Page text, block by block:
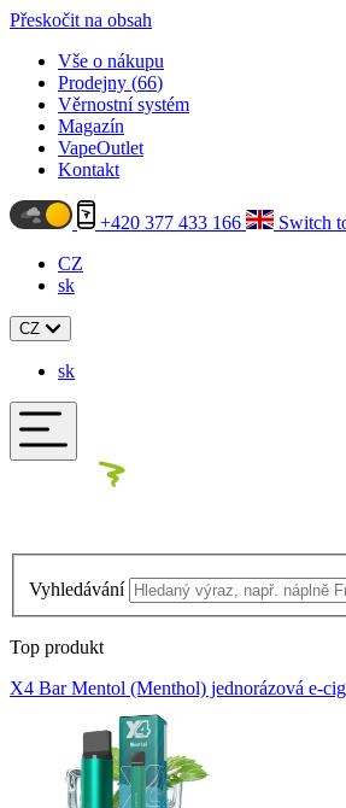
Přeskočit na obsah
Vše o nákupu
Prodejny (66)
Věrnostní systém
Magazín
VapeOutlet
Kontakt
+420 377 433 166
Switch
CZ
sk
CZ
sk
Vyhledávání
Top produkt
X4 Bar Mentol (Menthol) jednorázová e-